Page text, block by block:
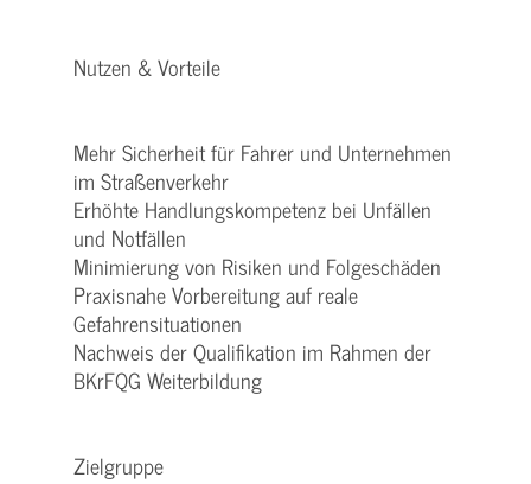
Nutzen & Vorteile
Mehr Sicherheit für Fahrer und Unternehmen
im Straßenverkehr
Erhöhte Handlungskompetenz bei Unfällen
und Notfällen
Minimierung von Risiken und Folgeschäden
Praxisnahe Vorbereitung auf reale
Gefahrensituationen
Nachweis der Qualifikation im Rahmen der
BKrFQG Weiterbildung
Zielgruppe